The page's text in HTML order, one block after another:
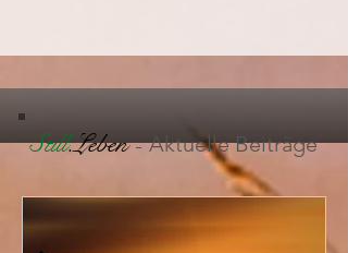
Still.Leben- Aktuelle Beiträge